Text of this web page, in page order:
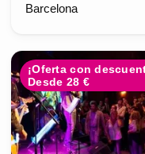
Barcelona
¡Oferta con
Desde 28 €